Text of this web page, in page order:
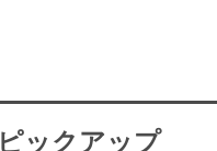
ピックアップ